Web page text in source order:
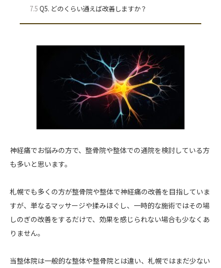
7.5 Q5. どのくらい通えば改善しますか？
神経痛でお悩みの方で、整骨院や整体での通院を検討している方
も多いと思います。
札幌でも多くの方が整骨院や整体で神経痛の改善を目指していま
すが、単なるマッサージや揉みほぐし、一時的な施術ではその場
しのぎの改善をするだけで、効果を感じられない場合も少なくあ
りません。
当整体院は一般的な整体や整骨院とは違い、札幌ではまだ少ない